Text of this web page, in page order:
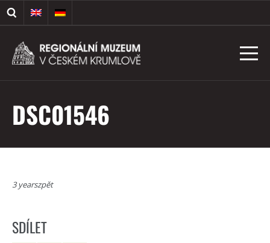
DSC01546
3 yearszpět
SDÍLET